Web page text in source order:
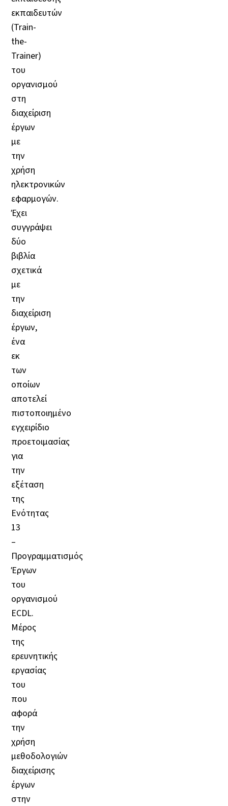
εκπαιδευτών
(Train-
the-
Trainer)
του
οργανισμού
στη
διαχείριση
έργων
με
την
χρήση
ηλεκτρονικών
εφαρμογών.
Έχει
συγγράψει
δύο
βιβλία
σχετικά
με
την
διαχείριση
έργων,
ένα
εκ
των
οποίων
αποτελεί
πιστοποιημένο
εγχειρίδιο
προετοιμασίας
για
την
εξέταση
της
Ενότητας
13
–
Προγραμματισμός
Έργων
του
οργανισμού
ECDL.
Μέρος
της
ερευνητικής
εργασίας
του
που
αφορά
την
χρήση
μεθοδολογιών
διαχείρισης
έργων
στην